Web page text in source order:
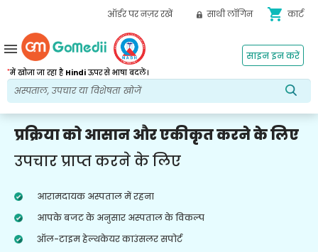
ऑर्डर पर नज़र रखें साथी लॉगिन shopping_cart कार्ट
*में खोजा जा रहा है Hindiऊपर से भाषा बदलें।
साइन इन करें
menu
प्रक्रिया को आसान और एकीकृत करने के लिए
उपचार प्राप्त करने के लिए
आरामदायक अस्पताल में रहना
आपके बजट के अनुसार अस्पताल के विकल्प
ऑल-टाइम हेल्थकेयर काउंसलर सपोर्ट